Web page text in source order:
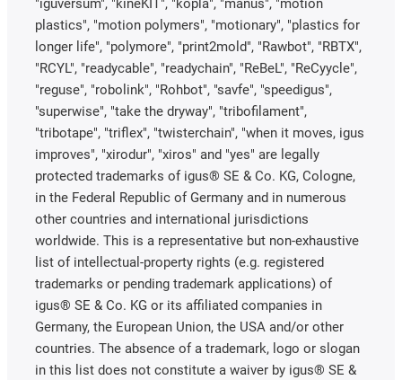
"iguversum", "kineKIT", "kopla", "manus", "motion
plastics", "motion polymers", "motionary", "plastics for
longer life", "polymore", "print2mold", "Rawbot", "RBTX",
"RCYL", "readycable", "readychain", "ReBeL", "ReCyycle",
"reguse", "robolink", "Rohbot", "savfe", "speedigus",
"superwise", "take the dryway", "tribofilament",
"tribotape", "triflex", "twisterchain", "when it moves, igus
improves", "xirodur", "xiros" and "yes" are legally
protected trademarks of igus® SE & Co. KG, Cologne,
in the Federal Republic of Germany and in numerous
other countries and international jurisdictions
worldwide. This is a representative but non-exhaustive
list of intellectual-property rights (e.g. registered
trademarks or pending trademark applications) of
igus® SE & Co. KG or its affiliated companies in
Germany, the European Union, the USA and/or other
countries. The absence of a trademark, logo or slogan
in this list does not constitute a waiver by igus® SE &